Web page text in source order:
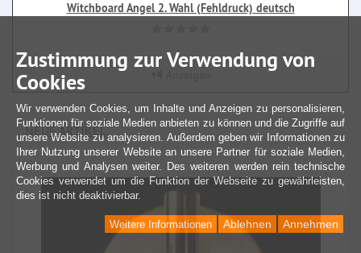
Witchboard Angel 2. Wahl (Fehldruck) deutsch
NEUE ARTIKEL
Zustimmung zur Verwendung von
Cookies
Wir verwenden Cookies, um Inhalte und Anzeigen zu personalisieren,
Funktionen für soziale Medien anbieten zu können und die Zugriffe auf
unsere Website zu analysieren. Außerdem geben wir Informationen zu
Ihrer Nutzung unserer Website an unsere Partner für soziale Medien,
Werbung und Analysen weiter. Des weiteren werden rein technische
Cookies verwendet um die Funktion der Webseite zu gewährleisten,
dies ist nicht deaktivierbar.
Annehmen
Ablehnen
Weitere Informationen